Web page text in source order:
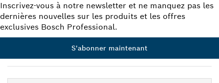
Inscrivez-vous à notre newsletter et ne manquez pas les
dernières nouvelles sur les produits et les offres
exclusives Bosch Professional.
S'abonner maintenant